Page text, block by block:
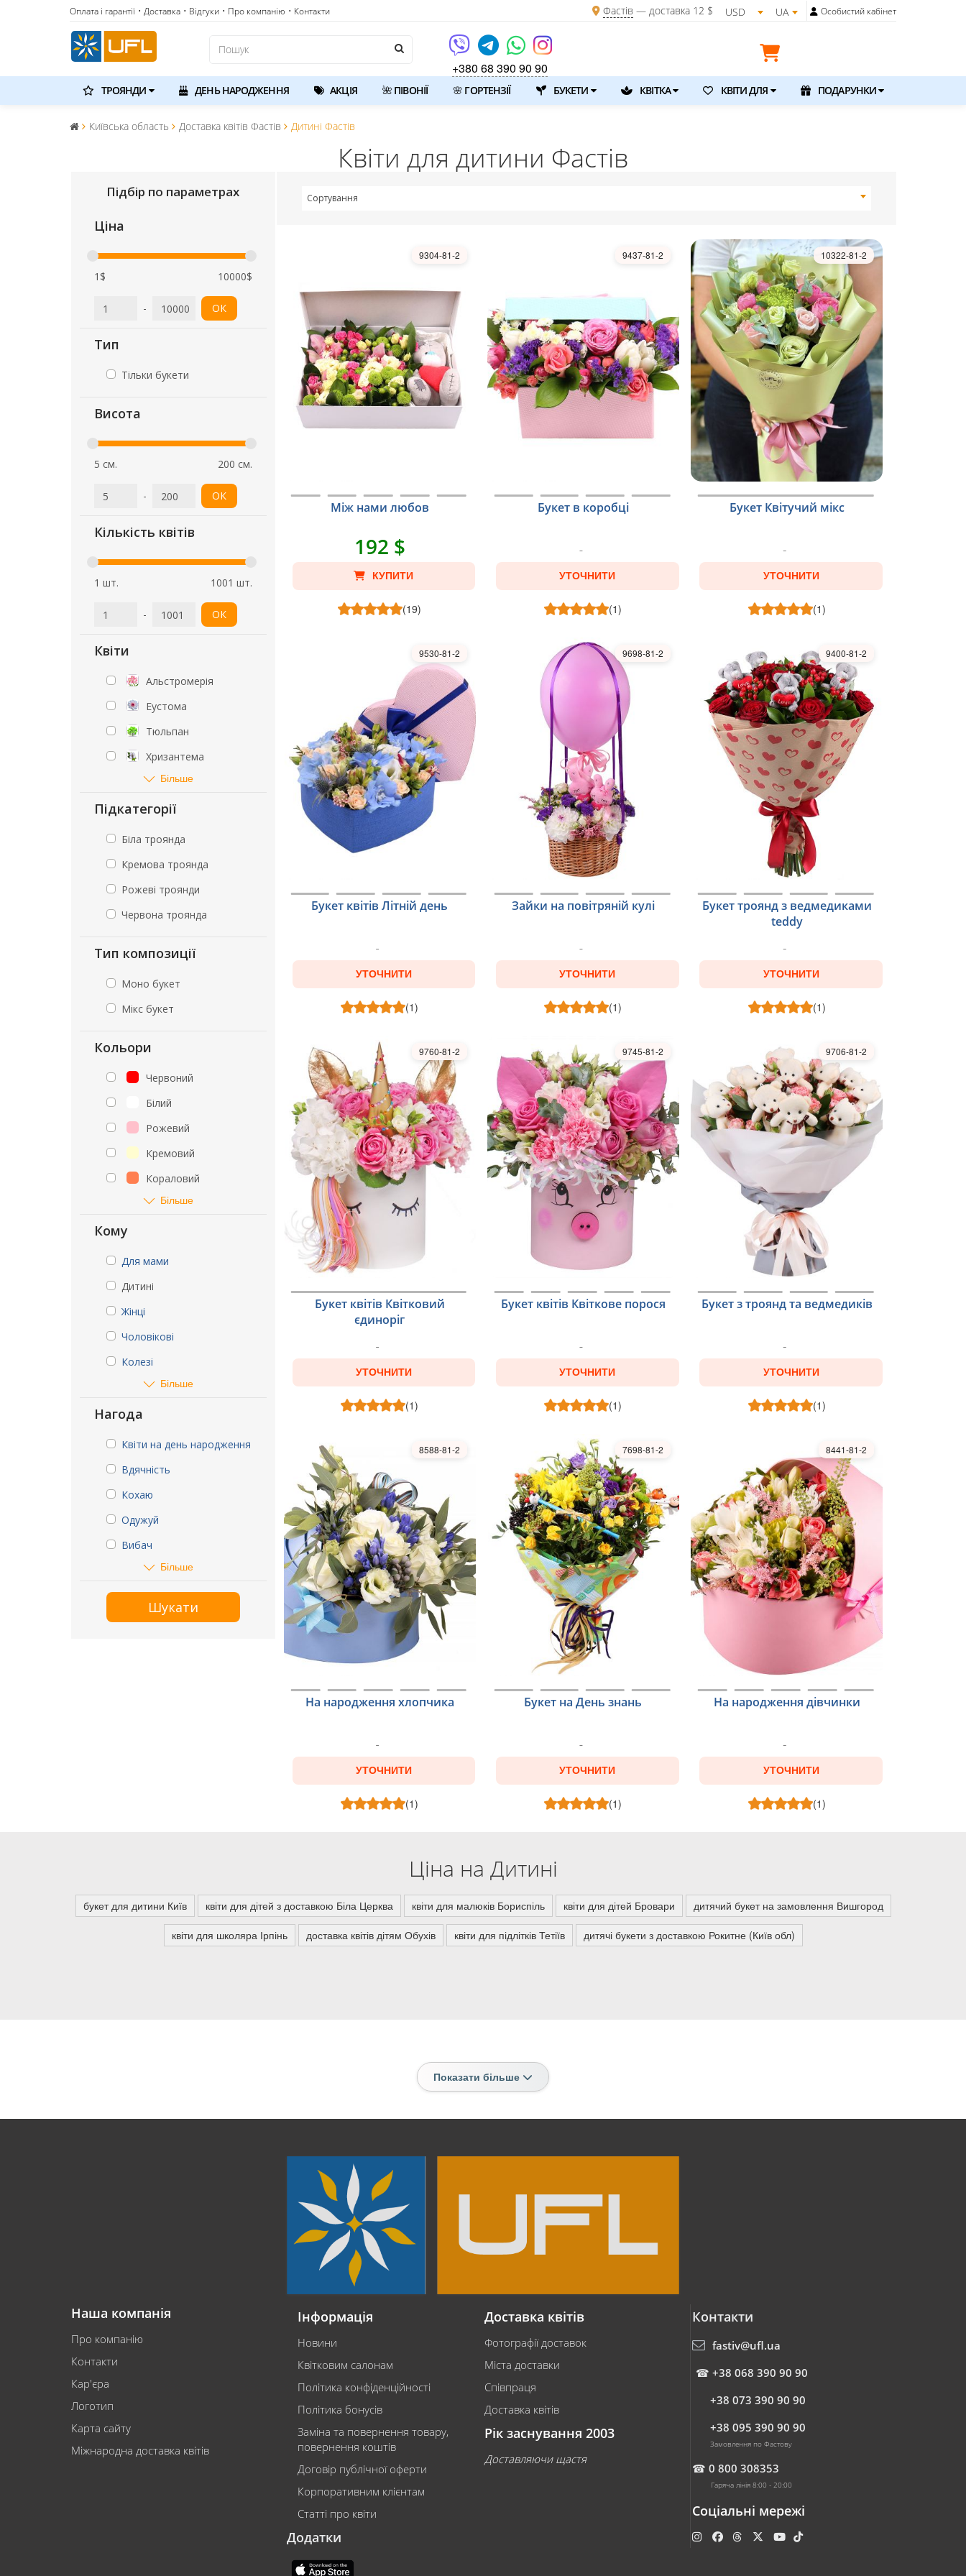
Оплата і гарантії • Доставка • Відгуки • Про компанію • Контакти Фастів— доставка 12 $ USD UA Особистий кабінет
+380 68 390 90 90
ТРОЯНДИ ДЕНЬ НАРОДЖЕННЯ АКЦІЯ 🌺 ПІВОНІЇ 🌸 ГОРТЕНЗІЇ БУКЕТИ КВІТКА КВІТИ ДЛЯ ПОДАРУНКИ
Київська область Доставка квітів Фастів Дитині Фастів
Квіти для дитини Фастів
Підбір по параметрах
Ціна
1$ 10000$
- ОК
Тип
Тільки букети
Висота
5 см. 200 см.
- ОК
Кількість квітів
1 шт. 1001 шт.
- ОК
Квіти
Альстромерія
Еустома
Тюльпан
Хризантема
Більше
Підкатегорії
Біла троянда
Кремова троянда
Рожеві троянди
Червона троянда
Тип композиції
Моно букет
Мікс букет
Кольори
Червоний
Білий
Рожевий
Кремовий
Кораловий
Більше
Кому
Для мами
Дитині
Жінці
Чоловікові
Колезі
Більше
Нагода
Квіти на день народження
Вдячність
Кохаю
Одужуй
Вибач
Більше
Шукати
Сортування
Між нами любов
9304-81-2
192 $
КУПИТИ
(19)
Букет в коробці
9437-81-2
УТОЧНИТИ
(1)
Букет Квітучий мікс
10322-81-2
УТОЧНИТИ
(1)
Букет квітів Літній день
9530-81-2
УТОЧНИТИ
(1)
Зайки на повітряній кулі
9698-81-2
УТОЧНИТИ
(1)
Букет троянд з ведмедиками
teddy
9400-81-2
УТОЧНИТИ
(1)
Букет квітів Квітковий
єдиноріг
9760-81-2
УТОЧНИТИ
(1)
Букет квітів Квіткове порося
9745-81-2
УТОЧНИТИ
(1)
Букет з троянд та ведмедиків
9706-81-2
УТОЧНИТИ
(1)
На народження хлопчика
8588-81-2
УТОЧНИТИ
(1)
Букет на День знань
7698-81-2
УТОЧНИТИ
(1)
На народження дівчинки
8441-81-2
УТОЧНИТИ
(1)
Ціна на Дитині
букет для дитини Київ квіти для дітей з доставкою Біла Церква квіти для малюків Бориспіль квіти для дітей Бровари дитячий букет на замовлення Вишгород
квіти для школяра Ірпінь доставка квітів дітям Обухів квіти для підлітків Тетіїв дитячі букети з доставкою Рокитне (Київ обл)
Показати більше
Наша компанія
Про компанію
Контакти
Кар'єра
Логотип
Карта сайту
Міжнародна доставка квітів
Інформація
Новини
Квітковим салонам
Політика конфіденційності
Політика бонусів
Заміна та повернення товару,
повернення коштів
Договір публічної оферти
Корпоративним клієнтам
Статті про квіти
Додатки
Доставка квітів
Фотографії доставок
Міста доставки
Співпраця
Доставка квітів
Рік заснування 2003
Доставляючи щастя
Контакти
fastiv@ufl.ua
☎ +38 068 390 90 90
+38 073 390 90 90
+38 095 390 90 90
Замовлення по Фастову
☎ 0 800 308353
Гаряча лінія 8:00 - 20:00
Соціальні мережі